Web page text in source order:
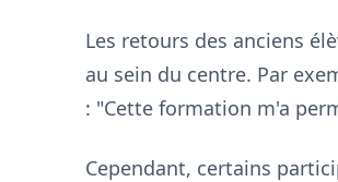
Les retours des anciens
au sein du centre. Par
: "Cette formation m'a
Cependant, certains